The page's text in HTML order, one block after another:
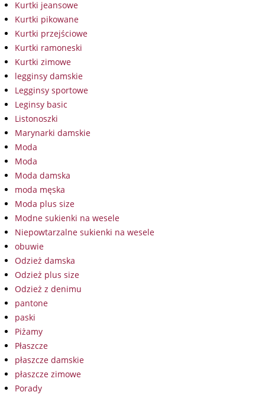
Kurtki jeansowe
Kurtki pikowane
Kurtki przejściowe
Kurtki ramoneski
Kurtki zimowe
legginsy damskie
Legginsy sportowe
Leginsy basic
Listonoszki
Marynarki damskie
Moda
Moda
Moda damska
moda męska
Moda plus size
Modne sukienki na wesele
Niepowtarzalne sukienki na wesele
obuwie
Odzież damska
Odzież plus size
Odzież z denimu
pantone
paski
Piżamy
Płaszcze
płaszcze damskie
płaszcze zimowe
Porady